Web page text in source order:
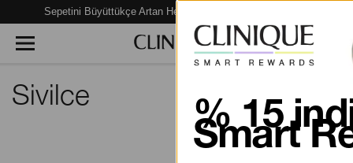
Sepetini Büyüttükçe Artan Hediye Fırsatları Seni Bekliyor!
Sivilce
View
% 15
Smart